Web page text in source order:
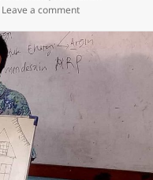
Leave a commenton